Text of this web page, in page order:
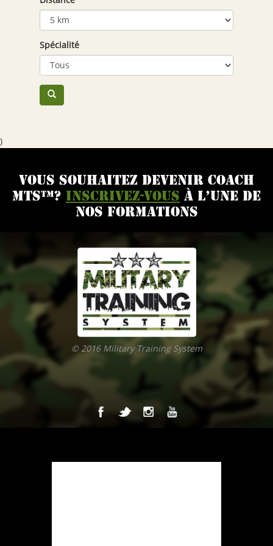
Spécialité
)
VOUS SOUHAITEZ DEVENIR COACH
MTS™?
INSCRIVEZ-VOUS À L’UNE DE
NOS FORMATIONS
© 2016 Military Training System